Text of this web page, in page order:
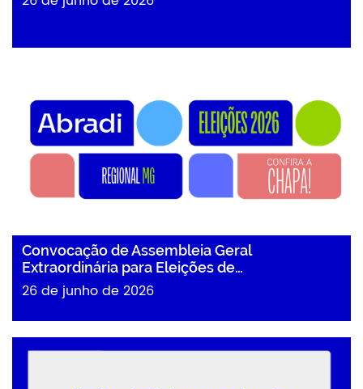
Convocação de Assembleia Geral
Extraordinária para Eleições de…
26 de junho de 2026